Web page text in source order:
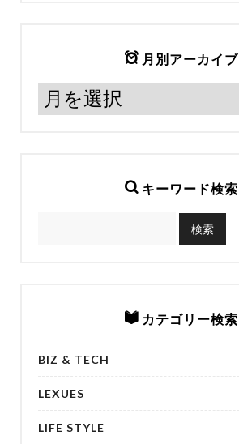
月別アーカイブ
キーワード検索
カテゴリー検索
BIZ & TECH
LEXUES
LIFE STYLE